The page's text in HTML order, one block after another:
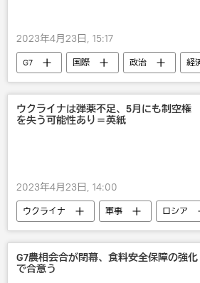
2023年4月23日, 15:17
G7 国際 政治 経
ウクライナは弾薬不足、5月にも制空権
を失う可能性あり＝英紙
2023年4月23日, 14:00
ウクライナ 軍事 ロシア
G7農相会合が閉幕、食料安全保障の強化
で合意う